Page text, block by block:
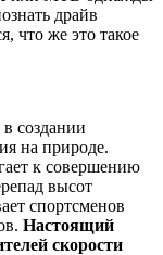
драйв
что же это такое
создании
на природе.
к совершению
высот
спортсменов
Настоящий
скорости